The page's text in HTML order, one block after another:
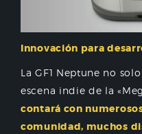
Innovación para
La GF1 Neptune no
escena indie de la
contará con
comunidad, muchos